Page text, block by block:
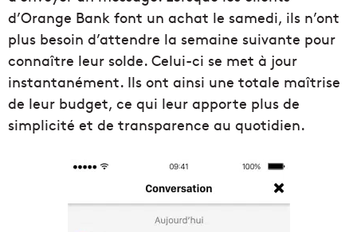
d’Orange Bank font un achat le samedi, ils n’ont
plus besoin d’attendre la semaine suivante pour
connaître leur solde. Celui-ci se met à jour
instantanément. Ils ont ainsi une totale maîtrise
de leur budget, ce qui leur apporte plus de
simplicité et de transparence au quotidien.